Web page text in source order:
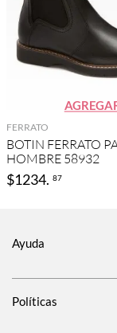
FERRATO
BOTIN FERRATO
HOMBRE 58932
$1234. 87
Ayuda
Políticas